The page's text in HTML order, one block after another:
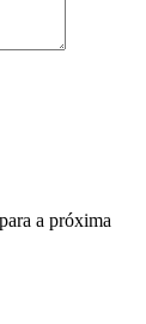
a próxima